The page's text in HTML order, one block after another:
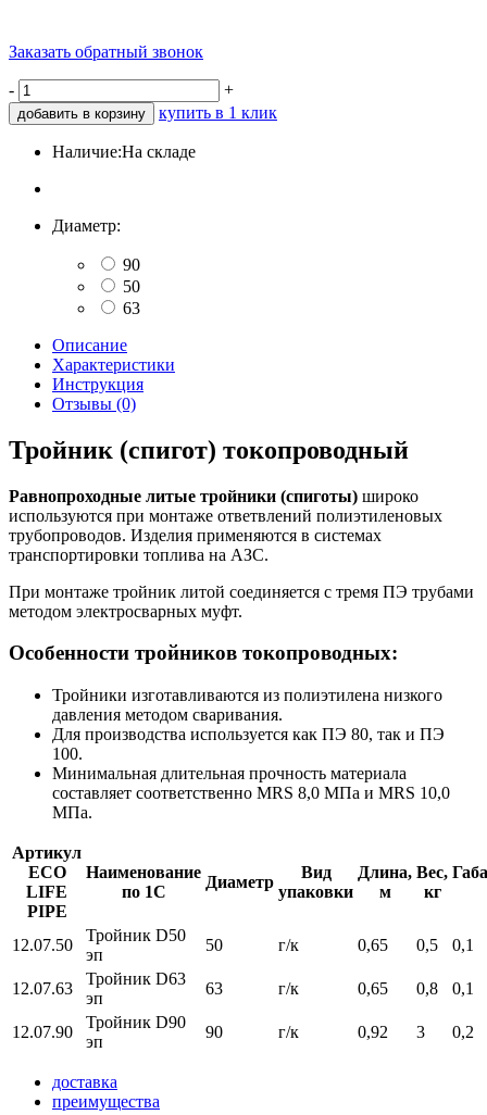
Заказать обратный звонок
- +
добавить в корзину купить в 1 клик
Наличие:На складе
Диаметр:
90
50
63
Описание
Характеристики
Инструкция
Отзывы (0)
Тройник (спигот) токопроводный
Равнопроходные литые тройники (спиготы) широко
используются при монтаже ответвлений полиэтиленовых
трубопроводов. Изделия применяются в системах
транспортировки топлива на АЗС.
При монтаже тройник литой соединяется с тремя ПЭ трубами
методом электросварных муфт.
Особенности тройников токопроводных:
Тройники изготавливаются из полиэтилена низкого
давления методом сваривания.
Для производства используется как ПЭ 80, так и ПЭ
100.
Минимальная длительная прочность материала
составляет соответственно MRS 8,0 МПа и MRS 10,0
МПа.
Артикул
ECO
LIFE
PIPE
Наименование
по 1С
Диаметр
Вид
упаковки
Длина,
м
Вес,
кг
12.07.50
Тройник D50
эп
50 г/к 0,65 0,5 0,1
12.07.63
Тройник D63
эп
63 г/к 0,65 0,8 0,1
12.07.90
Тройник D90
эп
90 г/к 0,92 3 0,2
доставка
преимущества